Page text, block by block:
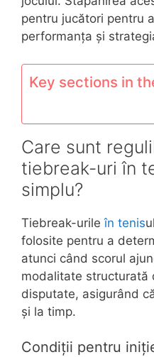
pentru jucători pentru
performanța și
Key sections in
Care sunt
tiebreak-uri în
simplu?
Tiebreak-urileîn tenis
folosite pentru a
atunci când scorul
modalitate structurată
disputate, asigurând
și la timp.
Condiții pentru